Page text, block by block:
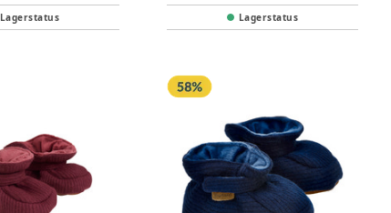
Lagerstatus Lagerstatus